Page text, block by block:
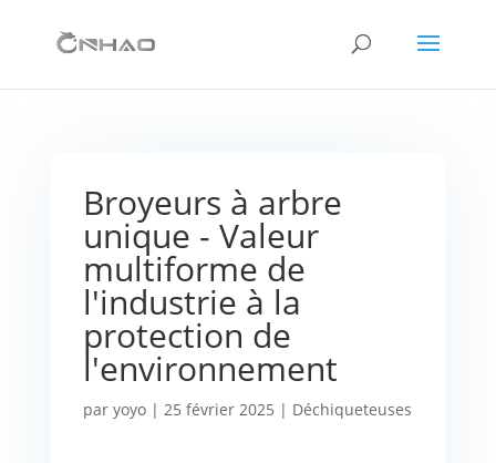
Broyeurs à arbre
unique - Valeur
multiforme de
l'industrie à la
protection de
l'environnement
par yoyo| 25 février 2025 | Déchiqueteuses